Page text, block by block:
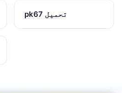
pk67 تحميل